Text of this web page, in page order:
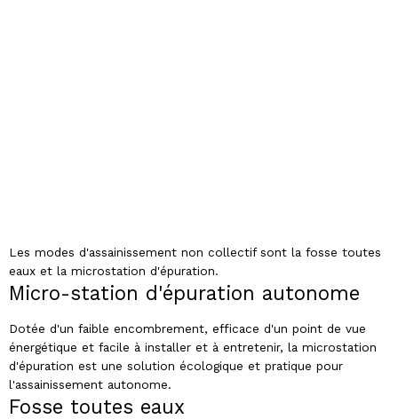
Les modes d'assainissement non collectif sont la fosse toutes
eaux et la microstation d'épuration.
Micro-station d'épuration autonome
Dotée d'un faible encombrement, efficace d'un point de vue
énergétique et facile à installer et à entretenir, la microstation
d'épuration est une solution écologique et pratique pour
l'assainissement autonome.
Fosse toutes eaux